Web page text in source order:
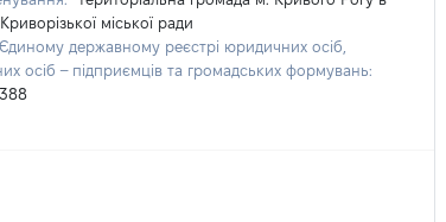
міської ради
державному реєстрі юридичних осіб,
осіб – підприємців та громадських формувань: